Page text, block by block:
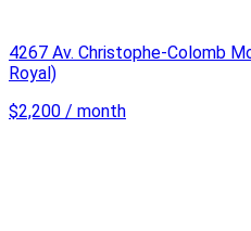
4267 Av. Christophe-Colomb
Royal)
$2,200 / month